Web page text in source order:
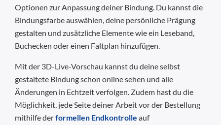
Optionen zur Anpassung deiner Bindung. Du kannst die
Bindungsfarbe auswählen, deine persönliche Prägung
gestalten und zusätzliche Elemente wie ein Leseband,
Buchecken oder einen Faltplan hinzufügen.
Mit der 3D-Live-Vorschau kannst du deine selbst
gestaltete Bindung schon online sehen und alle
Änderungen in Echtzeit verfolgen. Zudem hast du die
Möglichkeit, jede Seite deiner Arbeit vor der Bestellung
mithilfe derformellen Endkontrolle auf